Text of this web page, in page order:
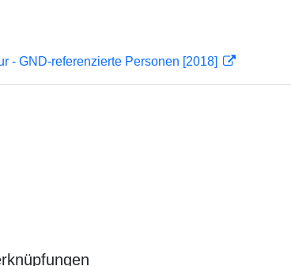
- GND-referenzierte Personen [2018]